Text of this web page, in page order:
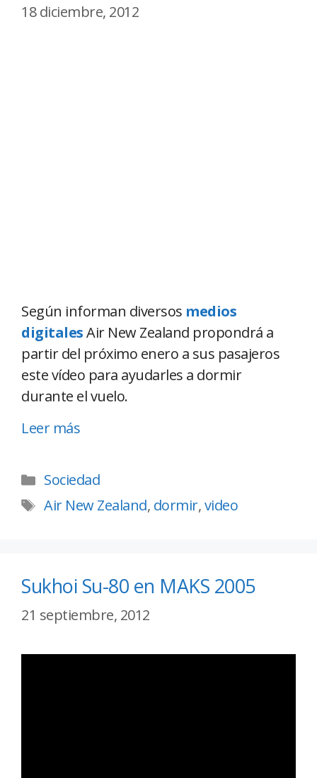
18 diciembre, 2012
Según informan diversos medios
digitalesAir New Zealand propondrá a
partir del próximo enero a sus pasajeros
este vídeo para ayudarles a dormir
durante el vuelo.
Leer más
Sociedad
Air New Zealand, dormir,video
Sukhoi Su-80 en MAKS 2005
21 septiembre, 2012